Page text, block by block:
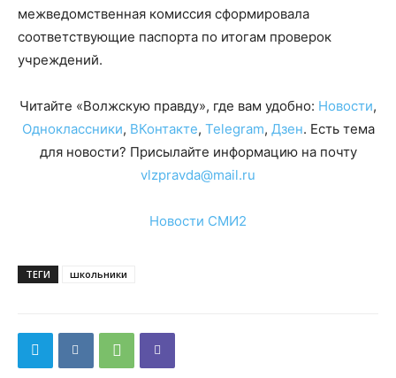
межведомственная комиссия сформировала
соответствующие паспорта по итогам проверок
учреждений.
Читайте «Волжскую правду», где вам удобно: Новости,
Одноклассники, ВКонтакте, Telegram, Дзен. Есть тема
для новости? Присылайте информацию на почту
vlzpravda@mail.ru
Новости СМИ2
ТЕГИ школьники